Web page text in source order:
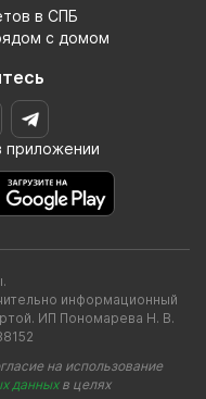
в СПБ
с домом
приложении
информационный
ИП Пономарева Н. В.
на использование
данныхв целях